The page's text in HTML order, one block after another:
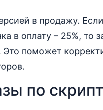
в продажу.
в оплату – 25%, то
Это поможет
по